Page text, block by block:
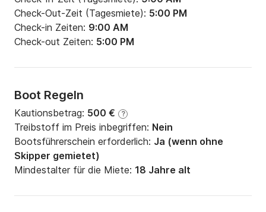
Check-Out-Zeit (Tagesmiete): 5:00 PM
Check-in Zeiten: 9:00 AM
Check-out Zeiten: 5:00 PM
Boot Regeln
Kautionsbetrag: 500 € ?
Treibstoff im Preis inbegriffen: Nein
Bootsführerschein erforderlich: Ja (wenn ohne
Skipper gemietet)
Mindestalter für die Miete: 18 Jahre alt